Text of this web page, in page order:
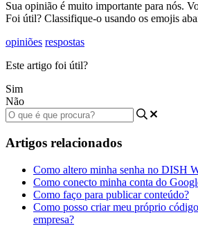
Sua opinião é muito importante para nós.
Foi útil? Classifique-o usando os emojis
opiniões respostas
Este artigo foi útil?
Sim
Não
Artigos relacionados
Como altero minha senha no DISH
Como conecto minha conta do
Como faço para publicar conteúdo?
Como posso criar meu próprio
empresa?